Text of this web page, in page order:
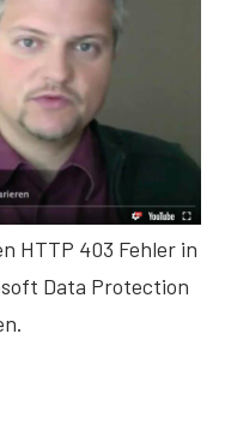
HTTP 403 Fehler in
Data Protection